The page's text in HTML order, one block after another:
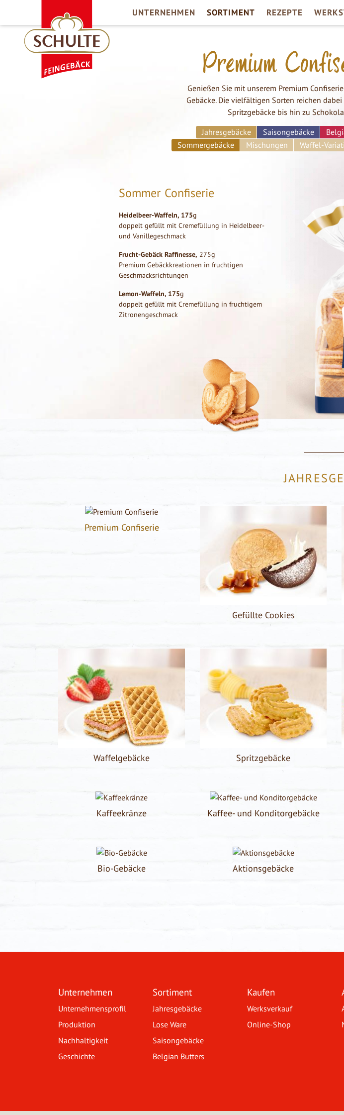
UNTERNEHMEN SORTIMENT REZEPTE
Premium
Genießen Sie mit unserem Premium
Gebäcke. Die vielfältigen Sorten reichen
Spritzgebäcke bis hin zu
Jahresgebäcke
Saisongebäcke
Sommergebäcke
Mischungen Waffel-
Sommer Confiserie
Heidelbeer-Waffeln, 175g
doppelt gefüllt mit Cremefüllung in Heidelbeer-
und Vanillegeschmack
Frucht-Gebäck Raffinesse, 275g
Premium Gebäckkreationen in fruchtigen
Geschmacksrichtungen
Lemon-Waffeln, 175g
doppelt gefüllt mit Cremefüllung in fruchtigem
Zitronengeschmack
Premium Confiserie
Gefüllte Cookies
Waffelgebäcke Spritzgebäcke
Kaffeekränze Kaffee- und Konditorgebäcke
Bio-Gebäcke Aktionsgebäcke
Unternehmen
Unternehmensprofil
Produktion
Nachhaltigkeit
Geschichte
Sortiment
Jahresgebäcke
Lose Ware
Saisongebäcke
Belgian Butters
Kaufen
Werksverkauf
Online-Shop